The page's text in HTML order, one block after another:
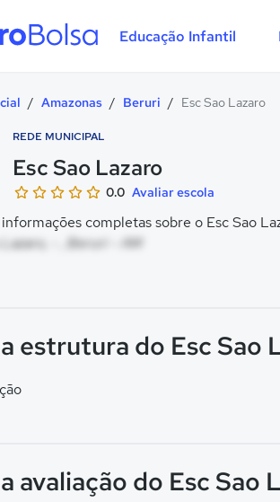
Educação Infantil
/ Amazonas / Beruri / Esc Sao Lazaro
REDE MUNICIPAL
Esc Sao Lazaro
0.0 Avaliar escola
completas sobre o Esc Sao
Lazaro, - , Beruri - AM
estrutura do Esc Sao
avaliação do Esc Sao